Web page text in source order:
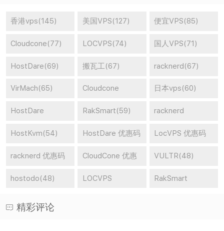
香港vps(145) 美国VPS(127) 便宜VPS(85)
Cloudcone(77) LOCVPS(74) 国人VPS(71)
HostDare(69) 搬瓦工(67) racknerd(67)
VirMach(65) Cloudcone
vps(65)
日本vps(60)
HostDare
vps(59)
RakSmart(59) racknerd
vps(58)
HostKvm(54) HostDare 优惠码
(53)
LocVPS 优惠码
(51)
racknerd 优惠码
(51)
CloudCone 优惠
码(50)
VULTR(48)
hostodo(48) LOCVPS RakSmart
精彩评论